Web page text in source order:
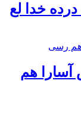
خدا لع
آسارا هم